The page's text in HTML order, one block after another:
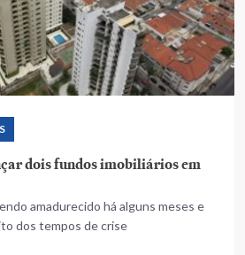
dois fundos imobiliários em
amadurecido há alguns meses e
dos tempos de crise